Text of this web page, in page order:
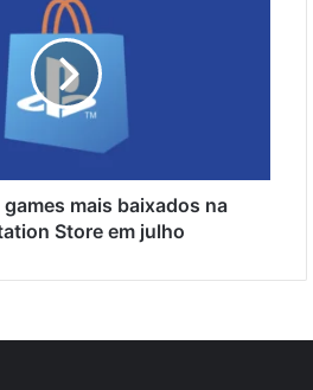
mais baixados na
Store em julho